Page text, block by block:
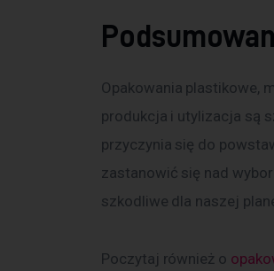
Opakowania plastikowe,
produkcja i utylizacja są
przyczynia się do
zastanowić się nad
szkodliwe dla naszej
Poczytaj również o